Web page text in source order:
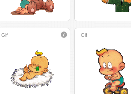
Gif Gif